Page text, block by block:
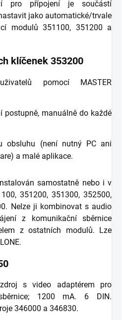
pro přípojení je součástí
jako automatické/trvale
modulů 351100, 351200 a
klíčenek 353200
pomocí MASTER
postupně, manuálně do každé
obsluhu (není nutný PC ani
a malé aplikace.
samostatně nebo i v
351200, 351300, 352500,
Nelze ji kombinovat s audio
z komunikační sběrnice
z ostatních modulů. Lze
s video adaptérem pro
1200 mA. 6 DIN.
346000 a 346830.